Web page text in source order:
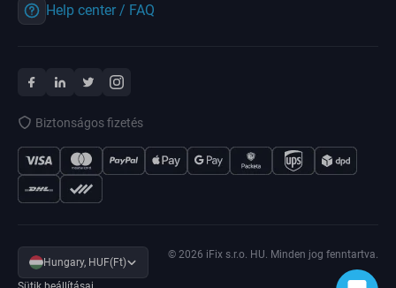
Help center / FAQ
Biztonságos fizetés
Hungary, HUF(Ft)
© 2026 iFix s.r.o. HU. Minden jog fenntartva.